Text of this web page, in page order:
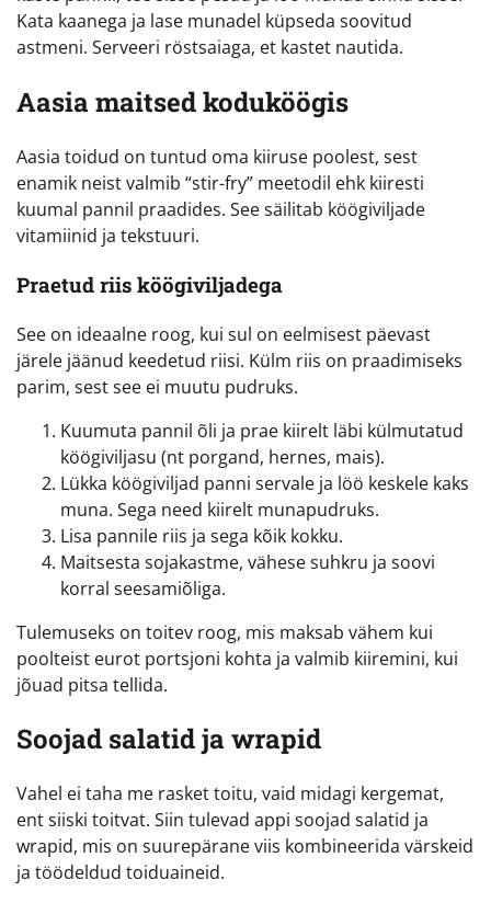
Kata kaanega ja lase munadel küpseda soovitud
astmeni. Serveeri röstsaiaga, et kastet nautida.
Aasia maitsed koduköögis
Aasia toidud on tuntud oma kiiruse poolest, sest
enamik neist valmib “stir-fry” meetodil ehk kiiresti
kuumal pannil praadides. See säilitab köögiviljade
vitamiinid ja tekstuuri.
Praetud riis köögiviljadega
See on ideaalne roog, kui sul on eelmisest päevast
järele jäänud keedetud riisi. Külm riis on praadimiseks
parim, sest see ei muutu pudruks.
Kuumuta pannil õli ja prae kiirelt läbi külmutatud
köögiviljasu (nt porgand, hernes, mais).
Lükka köögiviljad panni servale ja löö keskele kaks
muna. Sega need kiirelt munapudruks.
Lisa pannile riis ja sega kõik kokku.
Maitsesta sojakastme, vähese suhkru ja soovi
korral seesamiõliga.
Tulemuseks on toitev roog, mis maksab vähem kui
poolteist eurot portsjoni kohta ja valmib kiiremini, kui
jõuad pitsa tellida.
Soojad salatid ja wrapid
Vahel ei taha me rasket toitu, vaid midagi kergemat,
ent siiski toitvat. Siin tulevad appi soojad salatid ja
wrapid, mis on suurepärane viis kombineerida värskeid
ja töödeldud toiduaineid.